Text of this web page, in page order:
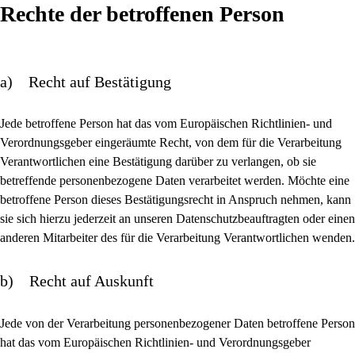
Rechte der betroffenen Person
a) Recht auf Bestätigung
Jede betroffene Person hat das vom Europäischen Richtlinien- und
Verordnungsgeber eingeräumte Recht, von dem für die Verarbeitung
Verantwortlichen eine Bestätigung darüber zu verlangen, ob sie
betreffende personenbezogene Daten verarbeitet werden. Möchte eine
betroffene Person dieses Bestätigungsrecht in Anspruch nehmen, kann
sie sich hierzu jederzeit an unseren Datenschutzbeauftragten oder einen
anderen Mitarbeiter des für die Verarbeitung Verantwortlichen wenden.
b) Recht auf Auskunft
Jede von der Verarbeitung personenbezogener Daten betroffene Person
hat das vom Europäischen Richtlinien- und Verordnungsgeber